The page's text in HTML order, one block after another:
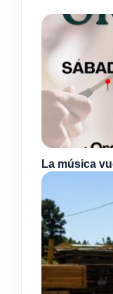
La música